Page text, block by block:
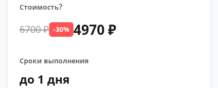
Стоимость?
6700 ₽ -30% 4970 ₽
Сроки выполнения
до 1 дня